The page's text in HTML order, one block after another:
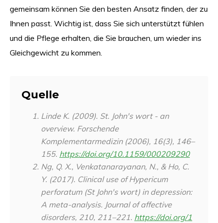
gemeinsam können Sie den besten Ansatz finden, der zu
Ihnen passt. Wichtig ist, dass Sie sich unterstützt fühlen
und die Pflege erhalten, die Sie brauchen, um wieder ins
Gleichgewicht zu kommen.
Quelle
Linde K. (2009). St. John's wort - an
overview. Forschende
Komplementarmedizin (2006), 16(3), 146–
155. https://doi.org/10.1159/000209290
Ng, Q. X., Venkatanarayanan, N., & Ho, C.
Y. (2017). Clinical use of Hypericum
perforatum (St John's wort) in depression:
A meta-analysis. Journal of affective
disorders, 210, 211–221. https://doi.org/1